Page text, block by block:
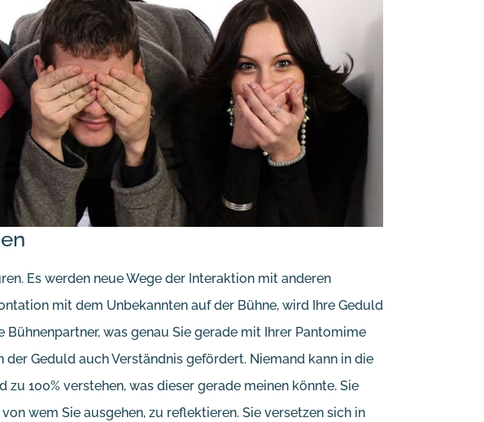
Es werden neue Wege der Interaktion mit anderen
mit dem Unbekannten auf der Bühne, wird Ihre Geduld
was genau Sie gerade mit Ihrer Pantomime
Geduld auch Verständnis gefördert. Niemand kann in die
zu 100% verstehen, was dieser gerade meinen könnte. Sie
wem Sie ausgehen, zu reflektieren. Sie versetzen sich in